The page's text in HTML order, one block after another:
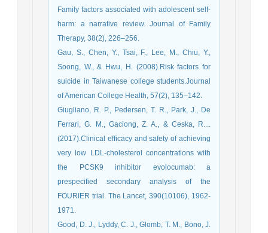
Family factors associated with adolescent self-
harm: a narrative review. Journal of Family
Therapy, 38(2), 226–256.
Gau, S., Chen, Y., Tsai, F., Lee, M., Chiu, Y.,
Soong, W., & Hwu, H. (2008).Risk factors for
suicide in Taiwanese college students.Journal
of American College Health, 57(2), 135–142.
Giugliano, R. P., Pedersen, T. R., Park, J., De
Ferrari, G. M., Gaciong, Z. A., & Ceska, R....
(2017).Clinical efficacy and safety of achieving
very low LDL-cholesterol concentrations with
the PCSK9 inhibitor evolocumab: a
prespecified secondary analysis of the
FOURIER trial. The Lancet, 390(10106), 1962-
1971.
Good, D. J., Lyddy, C. J., Glomb, T. M., Bono, J.